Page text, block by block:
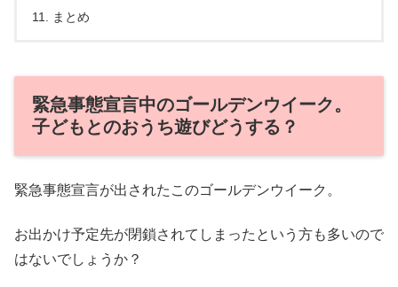
まとめ
緊急事態宣言中のゴールデンウイーク。
子どもとのおうち遊びどうする？
緊急事態宣言が出されたこのゴールデンウイーク。
お出かけ予定先が閉鎖されてしまったという方も多いので
はないでしょうか？